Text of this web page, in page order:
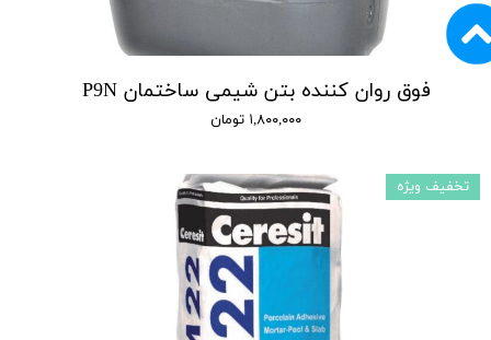
فوق روان کننده بتن شیمی ساختمان P9N
۱,۸۰۰,۰۰۰ تومان
تخفیف ویژه